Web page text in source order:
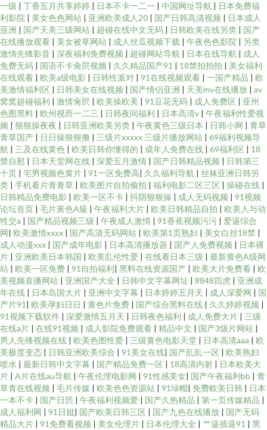
一级 | 丁香五月共享婷婷 | 日本不卡一二一 | 中国网址导航 | 日本免费福
利影院 | 美女色色网站 | 亚洲欧美成人20 | 国产日韩高清视频 | 日本成人
亚洲 | 国产天美三级网站 | 超碰在线中文无码 | 日韩欧美在线另类 | 国产
在线播放观看 | 美女被草网站 | 成人丝瓜视频下载 | 午夜色色影院 | 另类
激情先锋影音 | 深夜福利免费视频 | 超碰网站导航 | 日本在线导航 | 成人
免费无码 | 国语不卡肏屄视频 | 久久精品国产91 | 18禁拍拍拍 | 美女福利
在线观看 | 欧美a级电影 | 日韩性派对 | 91在线视频观看 | 一国产精品 | 欧
美激情福利区 | 日韩美女在线视频 | 国产情侣亚洲 | 天美mv在线播放 | av
窝窝超碰福利 | 激情肏屄 | 欧美操欧美 | 91豆花无码 | 成人免费区 | 亚州
色图黑料 | 欧州视而一二三 | 日韩夜间福利 | 日本高清v | 午夜福利性爱视
频 | 狠狠操夜夜 | 日韩亚洲欧美另类 | 午夜黄色三级日本 | 日韩小网 | 青草
青草国产 | 日日操狠狠撸 | 三级片xxxxx 三级片播放网站 | 69福利视频导
航 | 三及在线黄色 | 欧美日韩你懂得的 | 成年人免费在线 | 69福利区 | 18
禁自慰 | 日本天堂网在线 | 深爱五月激情 | 国产日韩精品视频 | 日韩第三
十页 | 宅男视频色黄片 | 91一区免费高| 久久福利导航 | 丝袜亚洲日韩另
类 | 手机看片青青草 | 欧美图片自拍偷拍 | 福利电影二区三区 | 操碰在线 |
日韩精品免费电影 | 欧美一区不卡 | 抖阴狠狠操 | 成人无码视频 | 91视频
论坛首页 | 毛片黃色A級 | 午夜福利大片 | 欧美日韩精品自拍 | 欧美人与动
牲交a | 国产精品视频三级 | 午夜成人激情 | 91香蕉视频污污 | 爱逼综合
网| 欧美激情xxxx | 国产高清无码网站 | 欧美第1页熟妇 | 美女白丝18禁 |
成人动漫xxx | 国产成年电影 | 日本高清播放器 | 国产人免费视频 | 日本裸
片 | 亚洲欧美日本韩国 | 欧美乱伦性爱 | 在线看日本三级 | 最新黄色A级网
站 | 欧美一区免费 | 91自拍福利| 黑料在线资源国产 | 欧美大片免费看 | 欧
美视频直播网站 | 亚洲国产大全 | 日韩中文字幕网址 | 8848四虎 | 亚洲成
年在线 | 日本岛国大片 | 亚洲中文字幕 | 日本婷婷五月天 | 成人深爱网 | 国
产片91 | 欧美孕妇日日 | 黄色片免费 | 国产综合黑料在线 | 久久婷婷视频 |
91视频下载软件 | 深爱激情五月天 | 日韩夜色福利 | 成人免费大片 | 三级
在线a片 | 在线91视频 | 成人影院免费观看 | 精品中文 | 国产3级片网站 |
男人先锋视频在线 | 欧美色图性爱 | 三级黄色电影天堂 | 日本高清aaa | 欧
美极度变态 | 日韩亚洲欧美综合 | 91美女在线| 国产乱乱一区 | 欧美熟妇
喷水 | 最新日韩中文字幕 | 国产精品免费一区 | 18高清内射 | 日本欧美大
片 | A片在线au导航 | 午夜伦理电影网 | 91性感美女| 国产午夜福利bb | 青
草青在线视频 | 毛片传媒 | 欧美色色资源站 | 91绿帽| 免费欧美日韩 | 日本
一本不卡 | 国产日屄 | 午夜福利视频爱 | 国产久热精品 | 第一页传媒精品 |
成人福利网 | 91日妣| 国产欧美日韩三区 | 国产九色在线播放 | 国产无码
精品大片 | 91免费看视频 | 美女伦理片 | 日本伦理大全 | 艹逼插逼91 | 黑